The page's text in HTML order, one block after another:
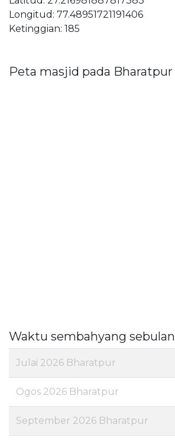
Longitud: 77.48951721191406
Ketinggian: 185
Peta masjid pada Bharatpur
Waktu sembahyang sebulan
Julai 2026 Bharatpur
Ogos 2026 Bharatpur
September 2026 Bharatpur